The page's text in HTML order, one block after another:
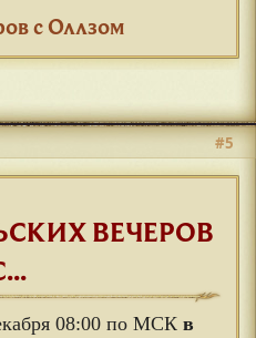
с Оллзом
#5
ВЕЧЕРОВ
08:00 по МСК в